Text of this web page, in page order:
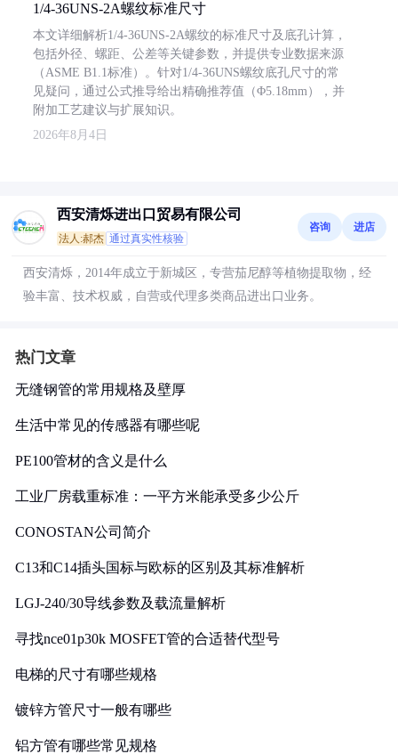
1/4-36UNS-2A螺纹标准尺寸
本文详细解析1/4-36UNS-2A螺纹的标准尺寸及底孔计算，
包括外径、螺距、公差等关键参数，并提供专业数据来源
（ASME B1.1标准）。针对1/4-36UNS螺纹底孔尺寸的常
见疑问，通过公式推导给出精确推荐值（Φ5.18mm），并
附加工艺建议与扩展知识。
2026年8月4日
西安清烁进出口贸易有限公司
法人:郝杰 通过真实性核验
咨询 进店
西安清烁，2014年成立于新城区，专营茄尼醇等植物提取物，经
验丰富、技术权威，自营或代理多类商品进出口业务。
热门文章
无缝钢管的常用规格及壁厚
生活中常见的传感器有哪些呢
PE100管材的含义是什么
工业厂房载重标准：一平方米能承受多少公斤
CONOSTAN公司简介
C13和C14插头国标与欧标的区别及其标准解析
LGJ-240/30导线参数及载流量解析
寻找nce01p30k MOSFET管的合适替代型号
电梯的尺寸有哪些规格
镀锌方管尺寸一般有哪些
铝方管有哪些常见规格